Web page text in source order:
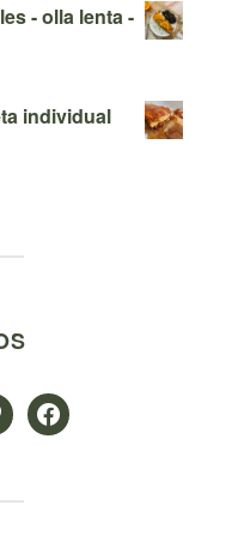
€9,95.
- olla lenta -
individual
facebook